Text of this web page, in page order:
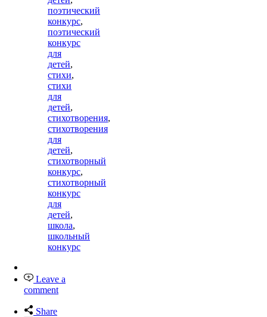
поэтический
конкурс,
поэтический
конкурс
для
детей,
стихи,
стихи
для
детей,
стихотворения,
стихотворения
для
детей,
стихотворный
конкурс,
стихотворный
конкурс
для
детей,
школа,
школьный
конкурс
Leave a
comment
Share